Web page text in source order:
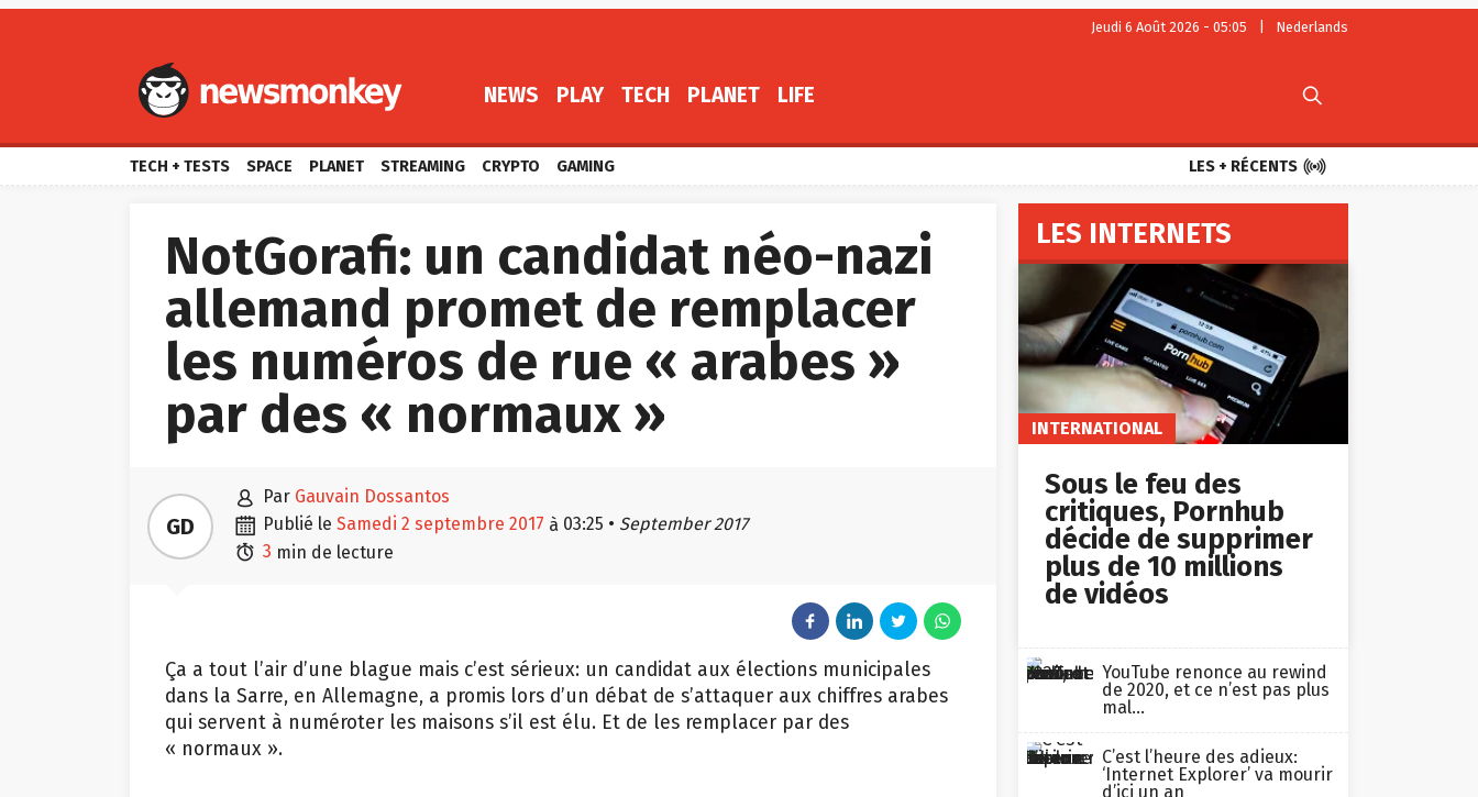
Jeudi 6 Août 2026 - 05:05 | Nederlands
NEWS PLAY TECH PLANET LIFE 
TECH + TESTS SPACE PLANET STREAMING CRYPTO GAMING LES + RÉCENTS 
NotGorafi: un candidat néo-nazi
allemand promet de remplacer
les numéros de rue « arabes »
par des « normaux »
GD
 par Gauvain Dossantos
 publié le samedi 2 septembre 2017 à 03:25 • September 2017
 3 min de lecture
Ça a tout l’air d’une blague mais c’est sérieux: un candidat aux élections municipales
dans la Sarre, en Allemagne, a promis lors d’un débat de s’attaquer aux chiffres arabes
qui servent à numéroter les maisons s’il est élu. Et de les remplacer par des
« normaux ».
LES INTERNETS
INTERNATIONAL
Sous le feu des
critiques, Pornhub
décide de supprimer
plus de 10 millions
de vidéos
YouTube renonce au rewind
de 2020, et ce n’est pas plus
mal…
C’est l’heure des adieux:
‘Internet Explorer’ va mourir
d’ici un an